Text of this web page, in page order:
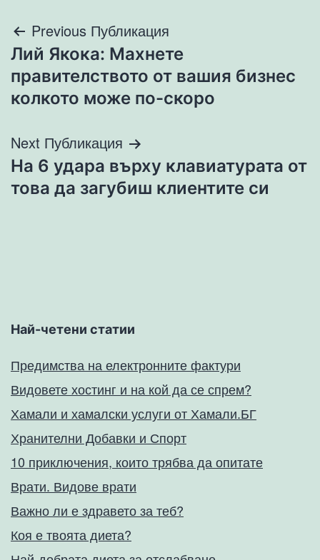
Навигация
Previous Публикация
Лий Якока: Махнете
правителството от вашия бизнес
колкото може по-скоро
Next Публикация
На 6 удара върху клавиатурата от
това да загубиш клиентите си
Най-четени статии
Предимства на електронните фактури
Видовете хостинг и на кой да се спрем?
Хамали и хамалски услуги от Хамали.БГ
Хранителни Добавки и Спорт
10 приключения, които трябва да опитате
Врати. Видове врати
Важно ли е здравето за теб?
Коя е твоята диета?